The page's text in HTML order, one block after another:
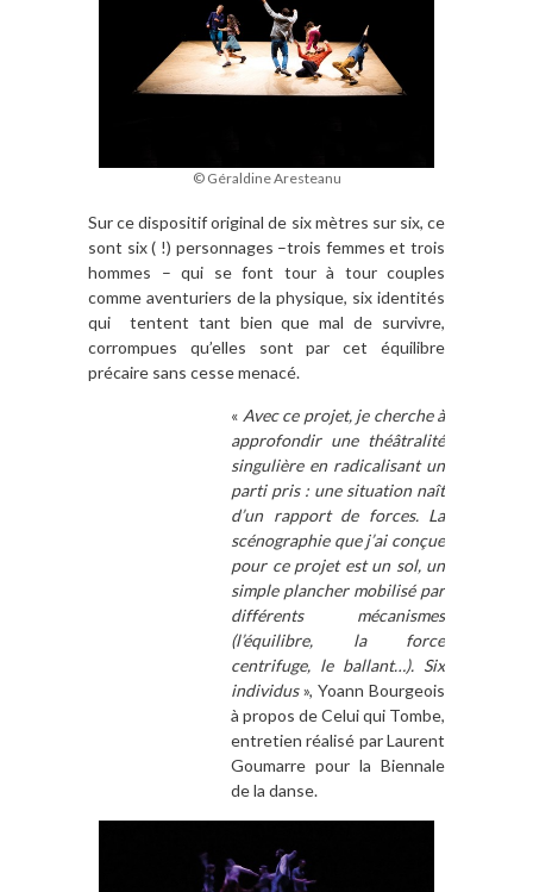
© Géraldine Aresteanu
Sur ce dispositif original de six mètres sur six, ce
sont six ( !) personnages –trois femmes et trois
hommes – qui se font tour à tour couples
comme aventuriers de la physique, six identités
qui tentent tant bien que mal de survivre,
corrompues qu’elles sont par cet équilibre
précaire sans cesse menacé.
« Avec ce projet, je cherche à
approfondir une théâtralité
singulière en radicalisant un
parti pris : une situation naît
d’un rapport de forces. La
scénographie que j’ai conçue
pour ce projet est un sol, un
simple plancher mobilisé par
différents mécanismes
(l’équilibre, la force
centrifuge, le ballant…). Six
individus», Yoann Bourgeois
à propos de Celui qui Tombe,
entretien réalisé par Laurent
Goumarre pour la Biennale
de la danse.